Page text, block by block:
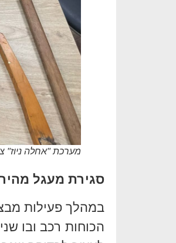
מערכת "אחלה ניוז"
סגירת מעגל
במהלך פעילות
הכוחות רכב ובו